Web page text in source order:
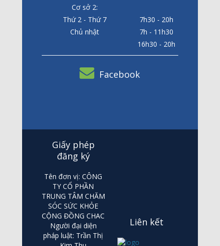
Cơ sở 2:
Thứ 2 - Thứ 7
7h30 - 20h
Chủ nhật
7h - 11h30
16h30 - 20h
Facebook
Giấy phép
đăng ký
Tên đơn vị: CÔNG
TY CỔ PHẦN
TRUNG TÂM CHĂM
SÓC SỨC KHỎE
CỘNG ĐỒNG CHAC
Người đại diện
pháp luật: Trần Thị
Liên kết